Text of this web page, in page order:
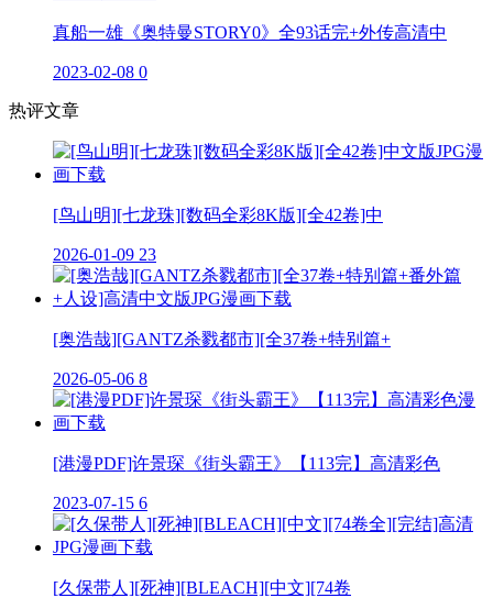
真船一雄《奥特曼STORY0》全93话完+外传高清中
2023-02-08 0
热评文章
[鸟山明][七龙珠][数码全彩8K版][全42卷]中
2026-01-09 23
[奥浩哉][GANTZ杀戮都市][全37卷+特别篇+
2026-05-06 8
[港漫PDF]许景琛《街头霸王》【113完】高清彩色
2023-07-15 6
[久保带人][死神][BLEACH][中文][74卷